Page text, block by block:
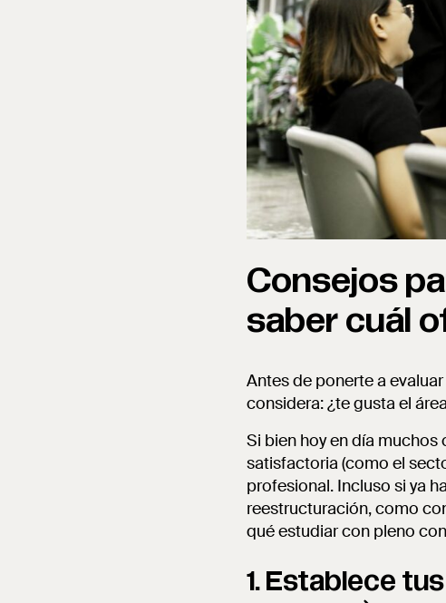
Consejos
saber cuál
Antes de ponerte a
considera: ¿te gusta el
Si bien hoy en día
satisfactoria (como el
profesional. Incluso si ya
reestructuración, como
qué estudiar con pleno
1. Establece